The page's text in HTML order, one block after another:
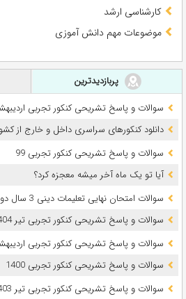
کارشناسی ارشد
موضوعات مهم دانش آموزی
پربازدیدترین
سوالات و پاسخ تشریحی کنکور تجربی اردیبهشت 1403 (نوبت
دانلود کنکورهای سراسری داخل و خارج از کشور سالهای
سوالات و پاسخ تشریحی کنکور تجربی 99
آیا تو یک ماه آخر میشه معجزه کرد؟
سوالات امتحان نهایی تعلیمات دینی 3 سال دوازدهم (1397 تا 1405)
سوالات و پاسخ تشریحی کنکور تجربی تیر 1404 (نوبت دوم)
سوالات و پاسخ تشریحی کنکور تجربی اردیبهشت 1404
سوالات و پاسخ تشریحی کنکور تجربی 1400
سوالات و پاسخ تشریحی کنکور تجربی تیر 1403 (نوبت دوم)